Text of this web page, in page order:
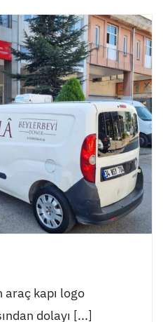
kapı logo
dolayı [...]